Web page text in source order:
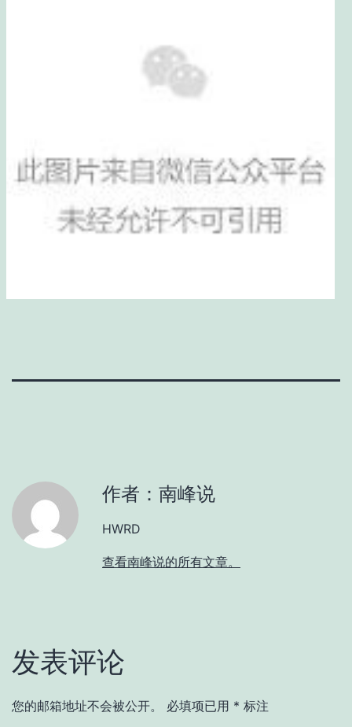
作者：南峰说
HWRD
查看南峰说的所有文章。
发表评论
您的邮箱地址不会被公开。 必填项已用 * 标注